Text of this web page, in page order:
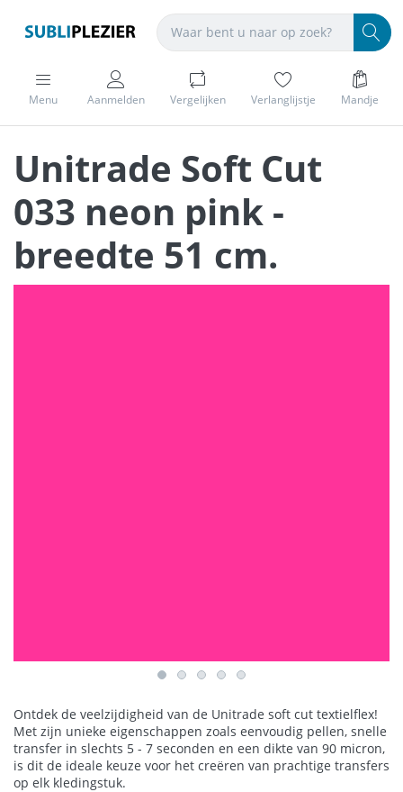
Menu Aanmelden Vergelijken Verlanglijstje Mandje
Unitrade Soft Cut
033 neon pink -
breedte 51 cm.
Ontdek de veelzijdigheid van de Unitrade soft cut textielflex!
Met zijn unieke eigenschappen zoals eenvoudig pellen, snelle
transfer in slechts 5 - 7 seconden en een dikte van 90 micron,
is dit de ideale keuze voor het creëren van prachtige transfers
op elk kledingstuk.